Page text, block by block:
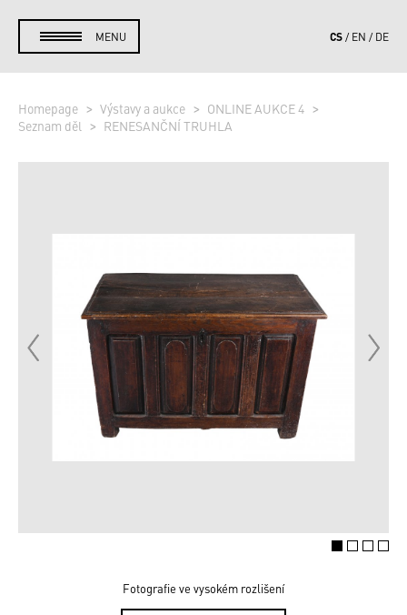
MENU CS EN DE
Homepage Výstavy a aukce
ONLINE AUKCE 4
Seznam děl
RENESANČNÍ TRUHLA
Fotografie ve vysokém rozlišení